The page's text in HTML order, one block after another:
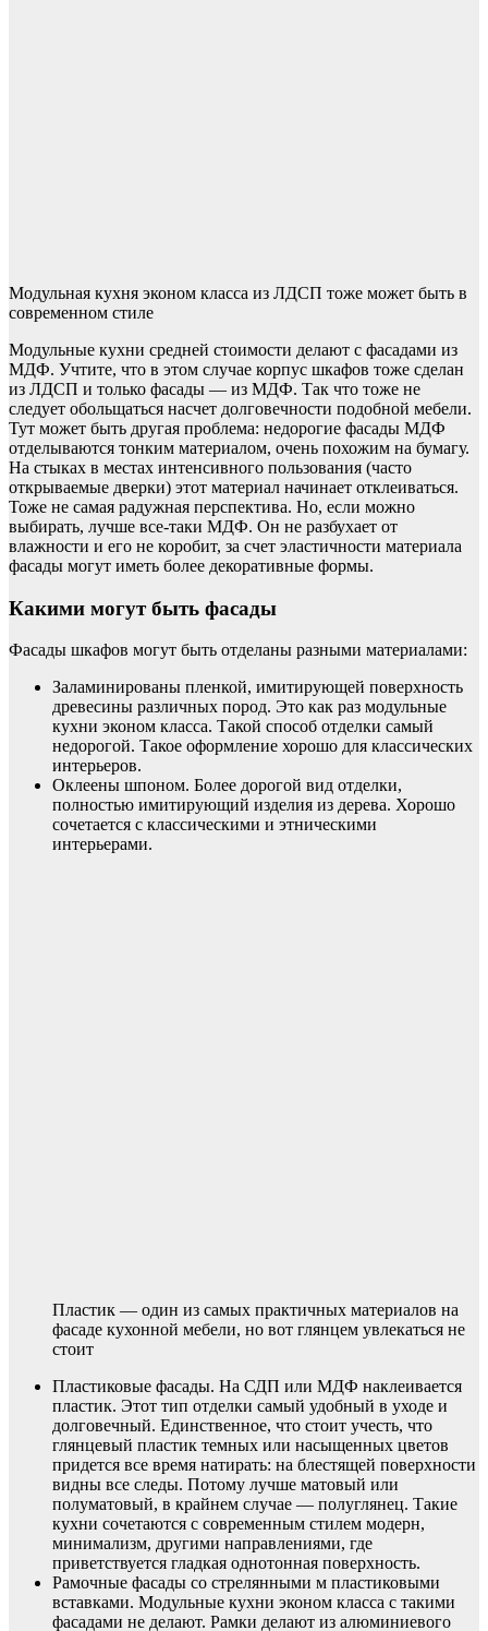
Модульная кухня эконом класса из ЛДСП тоже может быть в
современном стиле
Модульные кухни средней стоимости делают с фасадами из
МДФ. Учтите, что в этом случае корпус шкафов тоже сделан
из ЛДСП и только фасады — из МДФ. Так что тоже не
следует обольщаться насчет долговечности подобной мебели.
Тут может быть другая проблема: недорогие фасады МДФ
отделываются тонким материалом, очень похожим на бумагу.
На стыках в местах интенсивного пользования (часто
открываемые дверки) этот материал начинает отклеиваться.
Тоже не самая радужная перспектива. Но, если можно
выбирать, лучше все-таки МДФ. Он не разбухает от
влажности и его не коробит, за счет эластичности материала
фасады могут иметь более декоративные формы.
Какими могут быть фасады
Фасады шкафов могут быть отделаны разными материалами:
Заламинированы пленкой, имитирующей поверхность
древесины различных пород. Это как раз модульные
кухни эконом класса. Такой способ отделки самый
недорогой. Такое оформление хорошо для классических
интерьеров.
Оклеены шпоном. Более дорогой вид отделки,
полностью имитирующий изделия из дерева. Хорошо
сочетается с классическими и этническими
интерьерами.
Пластик — один из самых практичных материалов на
фасаде кухонной мебели, но вот глянцем увлекаться не
стоит
Пластиковые фасады. На СДП или МДФ наклеивается
пластик. Этот тип отделки самый удобный в уходе и
долговечный. Единственное, что стоит учесть, что
глянцевый пластик темных или насыщенных цветов
придется все время натирать: на блестящей поверхности
видны все следы. Потому лучше матовый или
полуматовый, в крайнем случае — полуглянец. Такие
кухни сочетаются с современным стилем модерн,
минимализм, другими направлениями, где
приветствуется гладкая однотонная поверхность.
Рамочные фасады со стрелянными м пластиковыми
вставками. Модульные кухни эконом класса с такими
фасадами не делают. Рамки делают из алюминиевого